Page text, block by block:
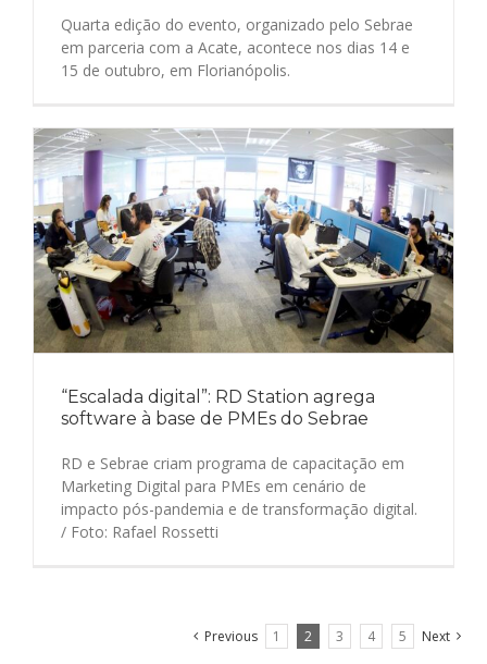
Quarta edição do evento, organizado pelo Sebrae
em parceria com a Acate, acontece nos dias 14 e
15 de outubro, em Florianópolis.
“Escalada digital”: RD Station agrega
software à base de PMEs do Sebrae
RD e Sebrae criam programa de capacitação em
Marketing Digital para PMEs em cenário de
impacto pós-pandemia e de transformação digital.
/ Foto: Rafael Rossetti
Previous 1 2 3 4 5 Next